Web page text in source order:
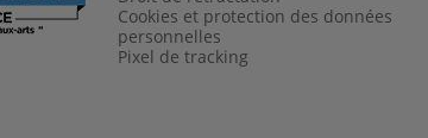
Cookies et protection des données
personnelles
Pixel de tracking